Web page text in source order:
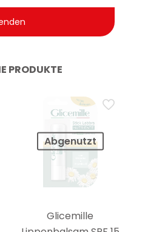
PRODUKTE
Abgenutzt
Glicemille